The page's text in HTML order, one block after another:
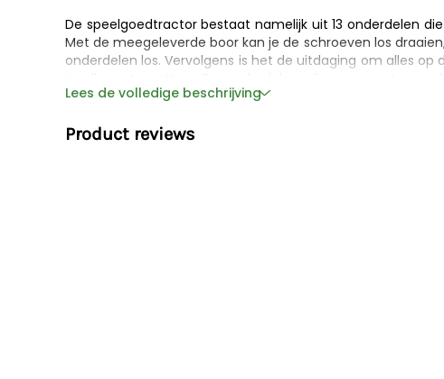
De speelgoedtractor bestaat namelijk uit 13 onderdelen
Met de meegeleverde boor kan je de schroeven los
onderdelen los. Vervolgens is het de uitdaging om alles op
hanteren zijn en het speelgoed geschikt is voor kinderen
Lees de volledige beschrijving
Product reviews